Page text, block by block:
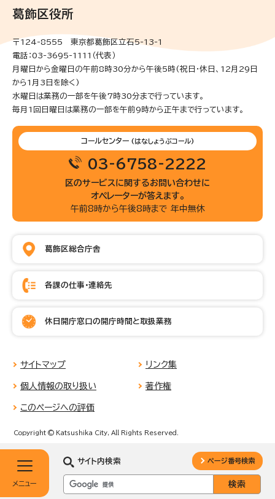
メニュー
サイト内検索 ページ番号検索
葛飾区役所
〒124-8555 東京都葛飾区立石5-13-1
電話：03-3695-1111（代表）
月曜日から金曜日の午前8時30分から午後5時(祝日・休日、12月29日
から1月3日を除く)
水曜日は業務の一部を午後7時30分まで行っています。
毎月1回日曜日は業務の一部を午前9時から正午まで行っています。
コールセンター (はなしょうぶコール)
03-6758-2222
区のサービスに関するお問い合わせに
オペレーターが答えます。
午前8時から午後8時まで 年中無休
葛飾区総合庁舎
各課の仕事・連絡先
休日開庁窓口の開庁時間と取扱業務
サイトマップ リンク集
個人情報の取り扱い 著作権
このページへの評価
Copyright © Katsushika City, All Rights Reserved.